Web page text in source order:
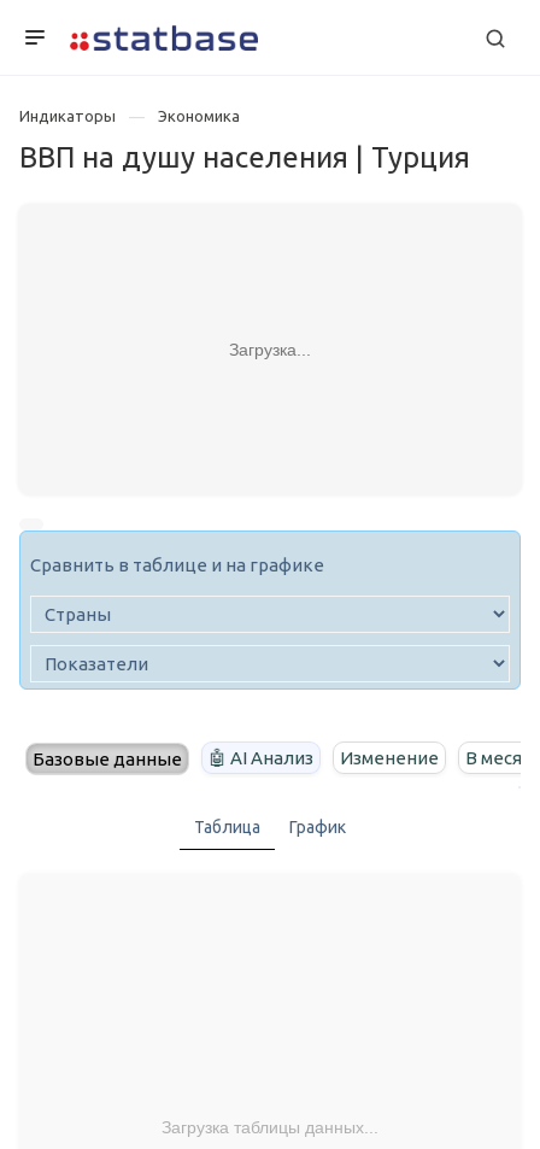
Индикаторы Экономика
ВВП на душу населения | Турция
Загрузка...
Сравнить в таблице и на графике
Базовые данные 🤖 AI Анализ Изменение В месяц
Таблица График
Загрузка таблицы данных...